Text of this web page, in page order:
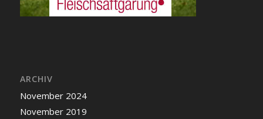
ARCHIV
November 2024
November 2019